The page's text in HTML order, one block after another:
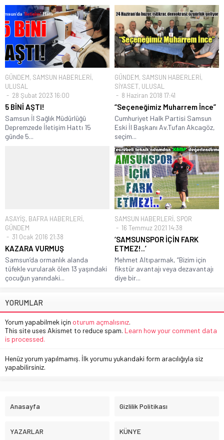
GÜNDEM, SAMSUN HABERLERİ,
ULUSAL
28 Şubat 2023 16:00
5 BİNİ AŞTI!
Samsun İl Sağlık Müdürlüğü
Depremzede İletişim Hattı 15
günde 5...
GÜNDEM, SAMSUN HABERLERİ,
SİYASET, ULUSAL
8 Haziran 2018 17:41
“Seçeneğimiz Muharrem İnce”
Cumhuriyet Halk Partisi Samsun
Eski İl Başkanı Av.Tufan Akcagöz,
seçim...
ASAYİŞ, BAFRA HABERLERİ,
GÜNDEM
31 Ocak 2016 21:38
KAZARA VURMUŞ
Samsun’da ormanlık alanda
tüfekle vurularak ölen 13 yaşındaki
çocuğun yanındaki...
SAMSUN HABERLERİ, SPOR
16 Temmuz 2021 14:38
‘SAMSUNSPOR İÇİN FARK
ETMEZ!..’
Mehmet Altıparmak, “Bizim için
fikstür avantajı veya dezavantajı
diye bir...
YORUMLAR
Yorum yapabilmek için oturum açmalısınız.
This site uses Akismet to reduce spam. Learn how your comment data
is processed.
Henüz yorum yapılmamış. İlk yorumu yukarıdaki form aracılığıyla siz
yapabilirsiniz.
Anasayfa Gizlilik Politikası
YAZARLAR KÜNYE